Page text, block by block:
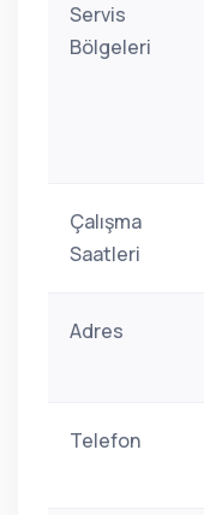
Servis
Bölgeleri
Çalışma
Saatleri
Adres
Telefon